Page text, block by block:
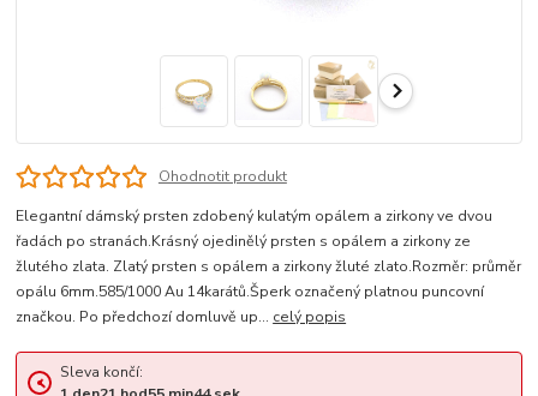
Ohodnotit produkt
Elegantní dámský prsten zdobený kulatým opálem a zirkony ve dvou
řadách po stranách.Krásný ojedinělý prsten s opálem a zirkony ze
žlutého zlata. Zlatý prsten s opálem a zirkony žluté zlato.Rozměr: průměr
opálu 6mm.585/1000 Au 14karátů.Šperk označený platnou puncovní
značkou. Po předchozí domluvě up... celý popis
Sleva končí: